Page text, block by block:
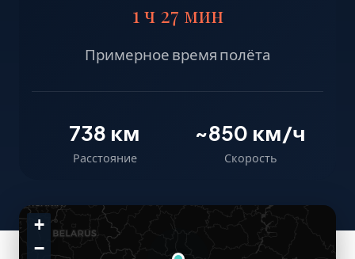
1 ч 27 мин
Примерное время полёта
738 км
Расстояние
~850 км/ч
Скорость
+
−